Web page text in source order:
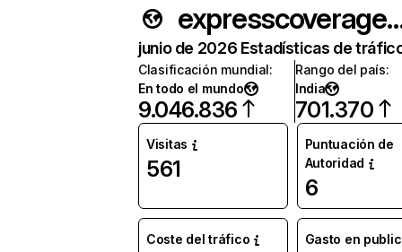
junio de 2026 Estadísticas de
Clasificación mundial:
En todo el mundo
9.046.836
Rango del país:
India
701.370
Visitas
561
Puntuación de
Autoridad
6
Coste del tráfico Gasto en